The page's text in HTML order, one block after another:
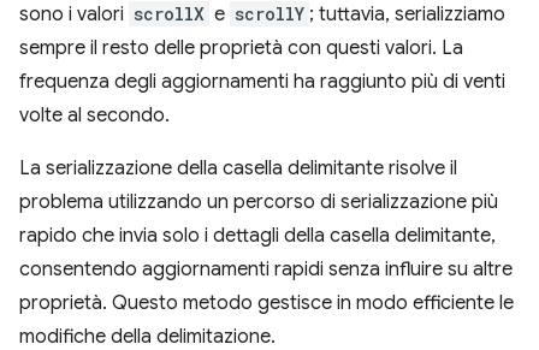
sono i valori scrollX e scrollY ; tuttavia, serializziamo
sempre il resto delle proprietà con questi valori. La
frequenza degli aggiornamenti ha raggiunto più di venti
volte al secondo.
La serializzazione della casella delimitante risolve il
problema utilizzando un percorso di serializzazione più
rapido che invia solo i dettagli della casella delimitante,
consentendo aggiornamenti rapidi senza influire su altre
proprietà. Questo metodo gestisce in modo efficiente le
modifiche della delimitazione.